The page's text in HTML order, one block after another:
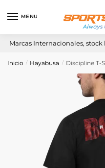
MENU
Marcas Internacionales,
Inicio / Hayabusa / Discipline T-